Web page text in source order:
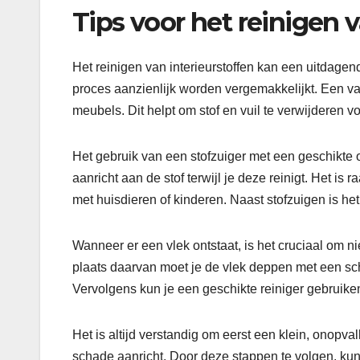
Tips voor het reinigen
Het reinigen van interieurstoffen kan een
proces aanzienlijk worden vergemakkelijkt. Een
meubels. Dit helpt om stof en vuil te verwijderen
Het gebruik van een stofzuiger met een
aanricht aan de stof terwijl je deze reinigt. Het is
met huisdieren of kinderen. Naast stofzuigen is
Wanneer er een vlek ontstaat, is het cruciaal om
plaats daarvan moet je de vlek deppen met een
Vervolgens kun je een geschikte reiniger
Het is altijd verstandig om eerst een klein,
schade aanricht. Door deze stappen te volgen,